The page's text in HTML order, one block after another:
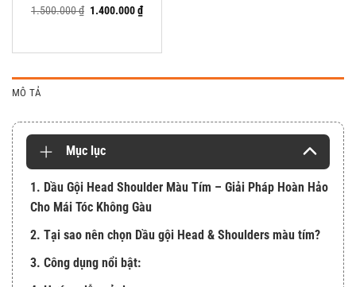
0
0
1.500.000₫ Giá
1.400.000₫Giá
hiện
1.400.000 ₫.
MÔ TẢ
Mục lục
1. Dầu Gội Head Shoulder Màu Tím – Giải Pháp Hoàn Hảo
Cho Mái Tóc Không Gàu
2. Tại sao nên chọn Dầu gội Head & Shoulders màu tím?
3. Công dụng nổi bật: